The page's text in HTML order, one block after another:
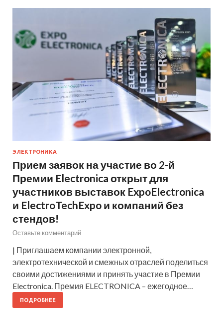
ЭЛЕКТРОНИКА
Прием заявок на участие во 2-й
Премии Electronica открыт для
участников выставок ExpoElectronica
и ElectroTechExpo и компаний без
стендов!
Оставьте комментарий
| Приглашаем компании электронной,
электротехнической и смежных отраслей поделиться
своими достижениями и принять участие в Премии
Electronica. Премия ELECTRONICA – ежегодное…
ПОДРОБНЕЕ